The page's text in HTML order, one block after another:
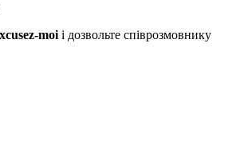
moi і дозвольте співрозмовнику